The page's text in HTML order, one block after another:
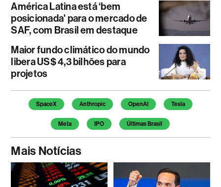
América Latina está ‘bem
posicionada' para o mercado de
SAF, com Brasil em destaque
Maior fundo climático do mundo
libera US$ 4,3 bilhões para
projetos
Temas deste artigo
SpaceX Anthropic OpenAI Tesla
Meta IPO Últimas Brasil
Mais Notícias